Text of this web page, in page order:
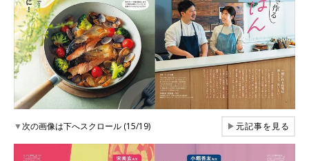
▼次の画像は下へスクロール (15/19) ▶元記事を見る